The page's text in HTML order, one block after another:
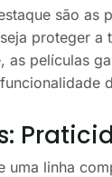
são
proteger
películas
uma linha